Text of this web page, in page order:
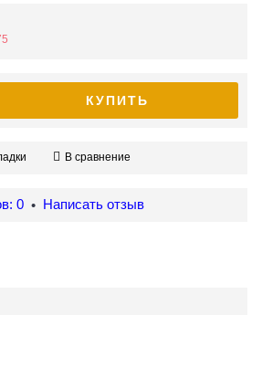
КУПИТЬ
В сравнение
0 • Написать отзыв